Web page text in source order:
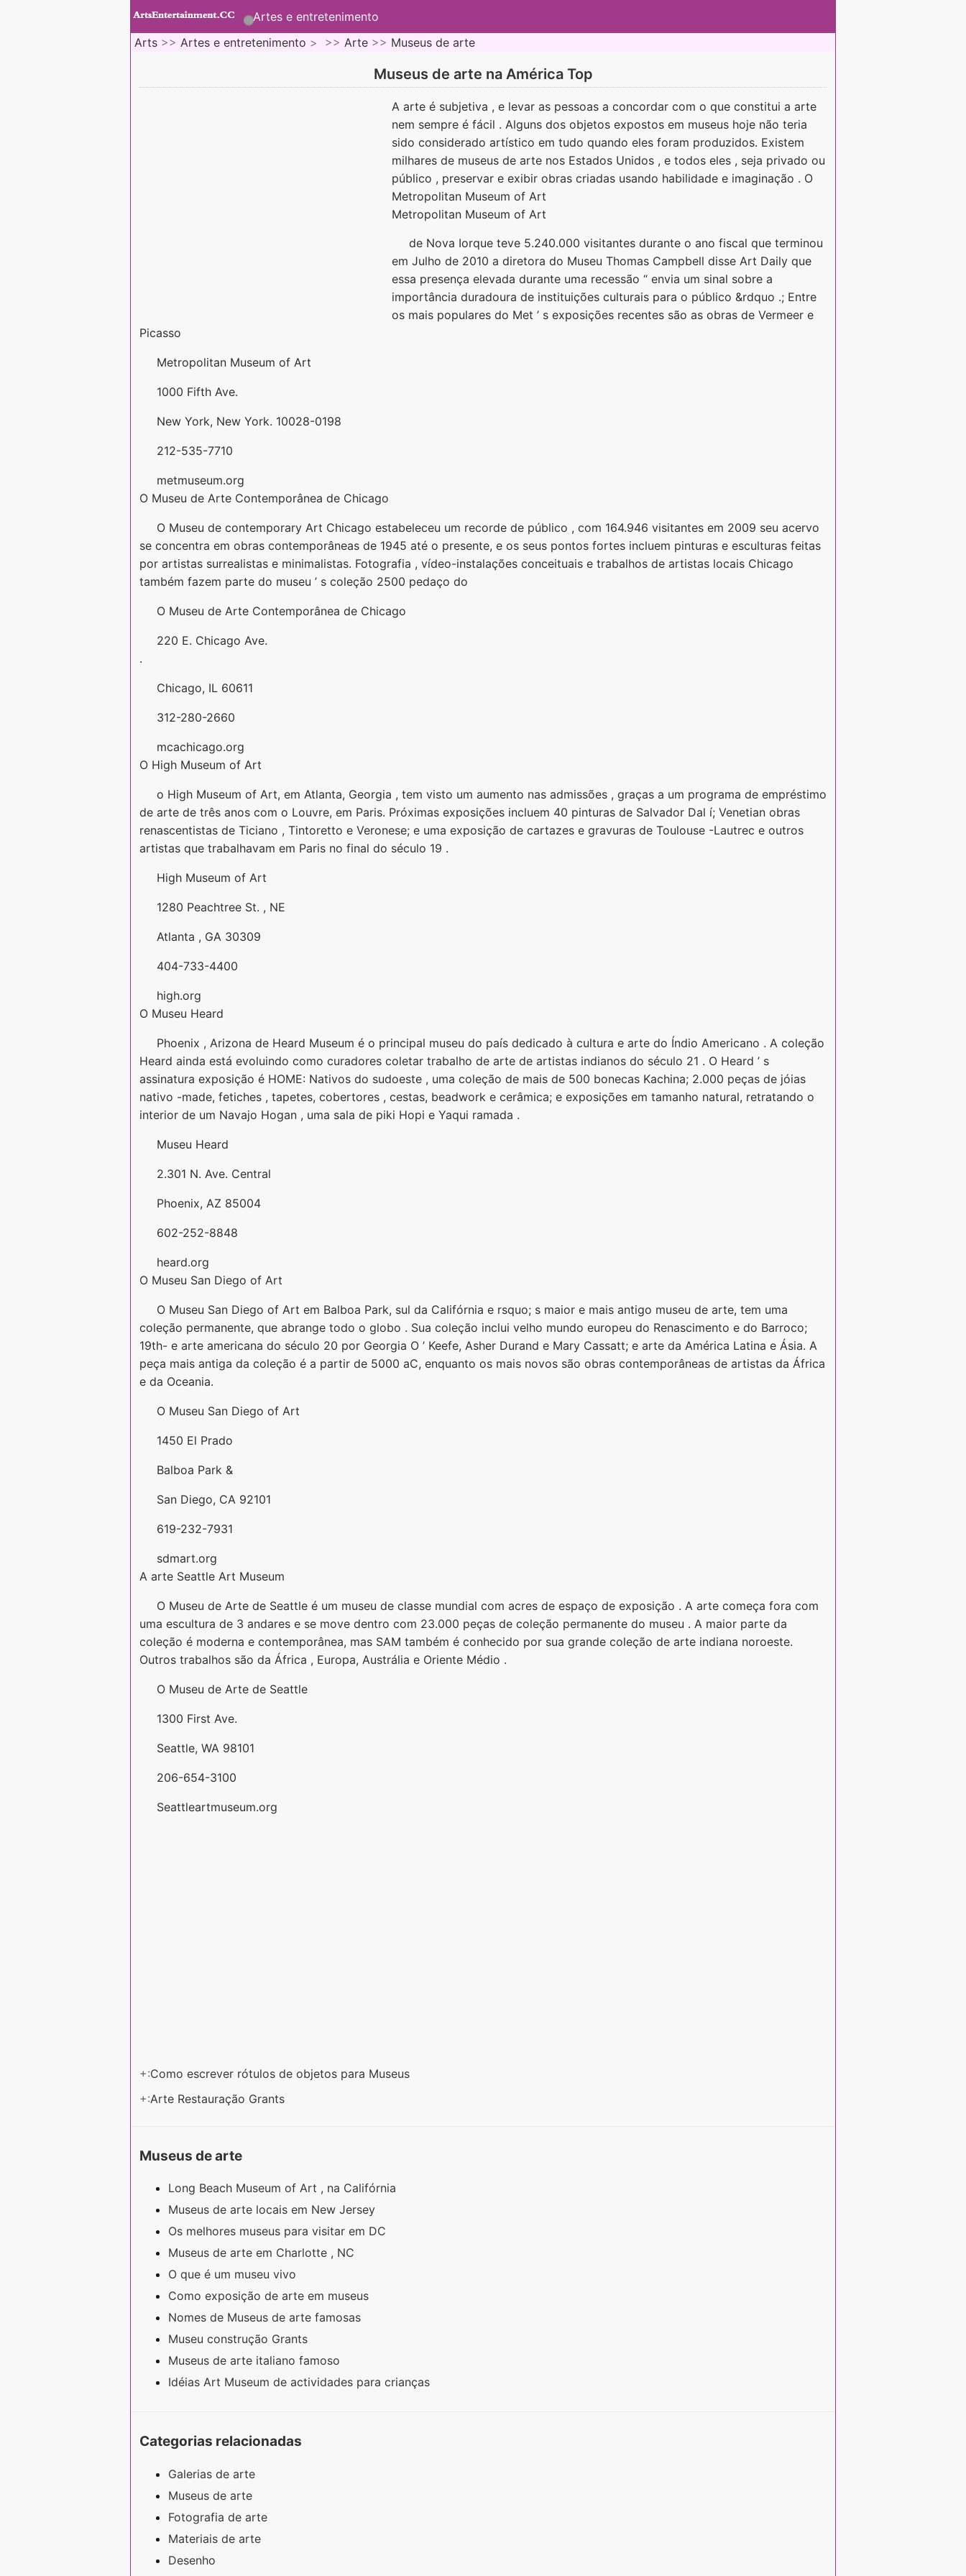
Artes e entretenimento
Arts >> Artes e entretenimento > >> Arte >> Museus de arte
Museus de arte na América Top
A arte é subjetiva , e levar as pessoas a concordar com o que constitui a arte
nem sempre é fácil . Alguns dos objetos expostos em museus hoje não teria
sido considerado artístico em tudo quando eles foram produzidos. Existem
milhares de museus de arte nos Estados Unidos , e todos eles , seja privado ou
público , preservar e exibir obras criadas usando habilidade e imaginação . O
Metropolitan Museum of Art
Metropolitan Museum of Art
de Nova Iorque teve 5.240.000 visitantes durante o ano fiscal que terminou
em Julho de 2010 a diretora do Museu Thomas Campbell disse Art Daily que
essa presença elevada durante uma recessão “ envia um sinal sobre a
importância duradoura de instituições culturais para o público &rdquo .; Entre
os mais populares do Met ’ s exposições recentes são as obras de Vermeer e
Picasso
Metropolitan Museum of Art
1000 Fifth Ave.
New York, New York. 10028-0198
212-535-7710
metmuseum.org
O Museu de Arte Contemporânea de Chicago
O Museu de contemporary Art Chicago estabeleceu um recorde de público , com 164.946 visitantes em 2009 seu acervo
se concentra em obras contemporâneas de 1945 até o presente, e os seus pontos fortes incluem pinturas e esculturas feitas
por artistas surrealistas e minimalistas. Fotografia , vídeo-instalações conceituais e trabalhos de artistas locais Chicago
também fazem parte do museu ’ s coleção 2500 pedaço do
O Museu de Arte Contemporânea de Chicago
220 E. Chicago Ave.
.
Chicago, IL 60611
312-280-2660
mcachicago.org
O High Museum of Art
o High Museum of Art, em Atlanta, Georgia , tem visto um aumento nas admissões , graças a um programa de empréstimo
de arte de três anos com o Louvre, em Paris. Próximas exposições incluem 40 pinturas de Salvador Dal í; Venetian obras
renascentistas de Ticiano , Tintoretto e Veronese; e uma exposição de cartazes e gravuras de Toulouse -Lautrec e outros
artistas que trabalhavam em Paris no final do século 19 .
High Museum of Art
1280 Peachtree St. , NE
Atlanta , GA 30309
404-733-4400
high.org
O Museu Heard
Phoenix , Arizona de Heard Museum é o principal museu do país dedicado à cultura e arte do Índio Americano . A coleção
Heard ainda está evoluindo como curadores coletar trabalho de arte de artistas indianos do século 21 . O Heard ’ s
assinatura exposição é HOME: Nativos do sudoeste , uma coleção de mais de 500 bonecas Kachina; 2.000 peças de jóias
nativo -made, fetiches , tapetes, cobertores , cestas, beadwork e cerâmica; e exposições em tamanho natural, retratando o
interior de um Navajo Hogan , uma sala de piki Hopi e Yaqui ramada .
Museu Heard
2.301 N. Ave. Central
Phoenix, AZ 85004
602-252-8848
heard.org
O Museu San Diego of Art
O Museu San Diego of Art em Balboa Park, sul da Califórnia e rsquo; s maior e mais antigo museu de arte, tem uma
coleção permanente, que abrange todo o globo . Sua coleção inclui velho mundo europeu do Renascimento e do Barroco;
19th- e arte americana do século 20 por Georgia O ’ Keefe, Asher Durand e Mary Cassatt; e arte da América Latina e Ásia. A
peça mais antiga da coleção é a partir de 5000 aC, enquanto os mais novos são obras contemporâneas de artistas da África
e da Oceania.
O Museu San Diego of Art
1450 El Prado
Balboa Park &​​
San Diego, CA 92101
619-232-7931
sdmart.org
A arte Seattle Art Museum
O Museu de Arte de Seattle é um museu de classe mundial com acres de espaço de exposição . A arte começa fora com
uma escultura de 3 andares e se move dentro com 23.000 peças de coleção permanente do museu . A maior parte da
coleção é moderna e contemporânea, mas SAM também é conhecido por sua grande coleção de arte indiana noroeste.
Outros trabalhos são da África , Europa, Austrália e Oriente Médio .
O Museu de Arte de Seattle
1300 First Ave.
Seattle, WA 98101
206-654-3100
Seattleartmuseum.org
+:Como escrever rótulos de objetos para Museus
+:Arte Restauração Grants
Museus de arte
Long Beach Museum of Art , na Califórnia
Museus de arte locais em New Jersey
Os melhores museus para visitar em DC
Museus de arte em Charlotte , NC
O que é um museu vivo
Como exposição de arte em museus
Nomes de Museus de arte famosas
Museu construção Grants
Museus de arte italiano famoso
Idéias Art Museum de actividades para crianças
Categorias relacionadas
Galerias de arte
Museus de arte
Fotografia de arte
Materiais de arte
Desenho